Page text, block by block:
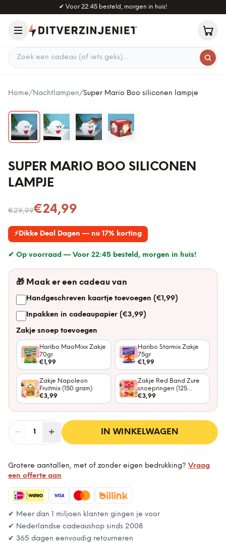
Naar hoofdinhoud
✔ Voor 22:45 besteld, morgen in huis!
Zoek een cadeau
Home/Nachtlampen/Super Mario Boo siliconen lampje
SUPER MARIO BOO SILICONEN
LAMPJE
€29,99
Nu voor€24,99
⚡Dikke Deal Dagen — nu 17% korting
✔ Op voorraad — Voor 22:45 besteld, morgen in huis!
🎁 Maak er een cadeau van
Handgeschreven kaartje toevoegen (€1,99)
Inpakken in cadeaupapier (€3,99)
Zakje snoep toevoegen
Haribo MaoMixx Zakje
70gr
€1,99
Haribo Starmix Zakje
75gr
€1,99
Zakje Napoleon
Fruitmix (150 gram)
€3,99
Zakje Red Band Zure
snoepringen (125
gram)
€3,99
− Aantal
1 + IN WINKELWAGEN
Grotere aantallen, met of zonder eigen bedrukking? Vraag
een offerte aan
✔ Meer dan 1 miljoen klanten gingen je voor
✔ Nederlandse cadeaushop sinds 2008
✔ 365 dagen eenvoudig retourneren